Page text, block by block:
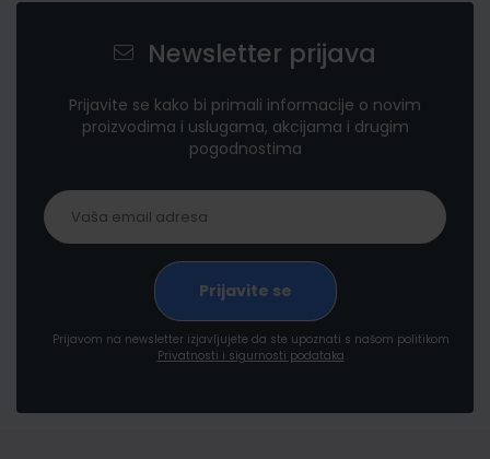
Newsletter prijava
Prijavite se kako bi primali informacije o novim
proizvodima i uslugama, akcijama i drugim
pogodnostima
Prijavom na newsletter izjavljujete da ste upoznati s našom politikom
Privatnosti i sigurnosti podataka